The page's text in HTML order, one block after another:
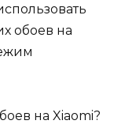
обоев на
на Xiaomi?